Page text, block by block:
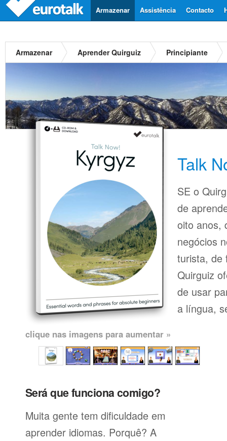
Contacto
Assistência
Armazenar
Armazenar Aprender Quirguiz Principiante
Talk
SE o
de
oito anos,
negócios
turista, de
Quirguiz
de usar
a língua,
clique nas imagens para aumentar »
Será que funciona comigo?
Muita gente tem dificuldade em
aprender idiomas. Porquê? A